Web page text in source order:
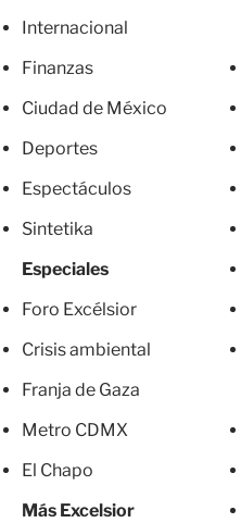
Internacional
Finanzas
Ciudad de México
Deportes
Espectáculos
Sintetika
Especiales
Foro Excélsior
Crisis ambiental
Franja de Gaza
Metro CDMX
El Chapo
Más Excelsior